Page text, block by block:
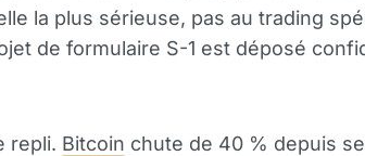
la plus sérieuse, pas au trading
de formulaire S-1 est déposé
repli. Bitcoin chute de 40 % depuis